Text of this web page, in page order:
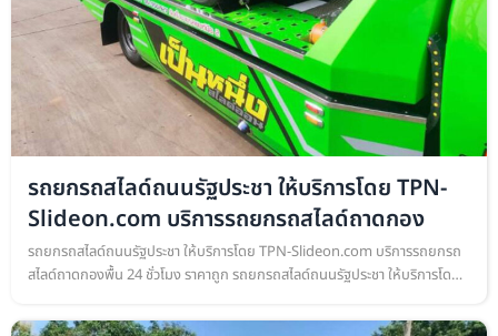
รถยกรถสไลด์ถนนรัฐประชา ให้บริการโดย TPN-
Slideon.com บริการรถยกรถสไลด์ถาดกอง
รถยกรถสไลด์ถนนรัฐประชา ให้บริการโดย TPN-Slideon.com บริการรถยกรถ
สไลด์ถาดกองพื้น 24 ชั่วโมง ราคาถูก รถยกรถสไลด์ถนนรัฐประชา ให้บริการโดย